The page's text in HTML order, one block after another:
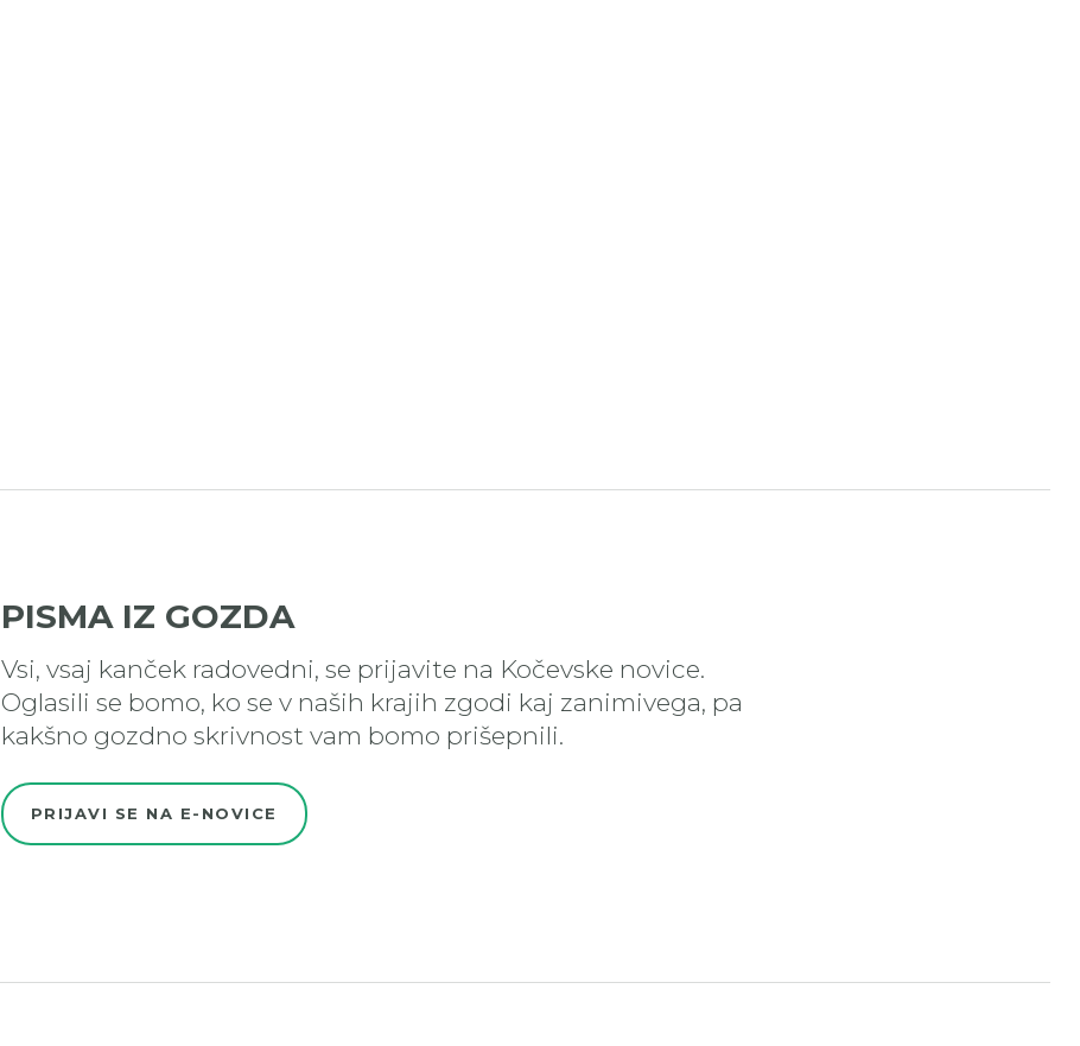
PISMA IZ GOZDA
Vsi, vsaj kanček radovedni, se prijavite na Kočevske novice.
Oglasili se bomo, ko se v naših krajih zgodi kaj zanimivega, pa
kakšno gozdno skrivnost vam bomo prišepnili.
PRIJAVI SE NA E-NOVICE